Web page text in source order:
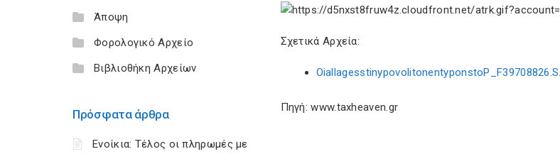
Άποψη
Φορολογικό Αρχείο
Βιβλιοθήκη Αρχείων
Πρόσφατα άρθρα
Ενοίκια: Τέλος οι πληρωμές με
Σχετικά Αρχεία:
Πηγή: www.taxheaven.gr